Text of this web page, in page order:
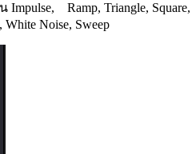
Impulse, Ramp, Triangle, Square,
White Noise, Sweep